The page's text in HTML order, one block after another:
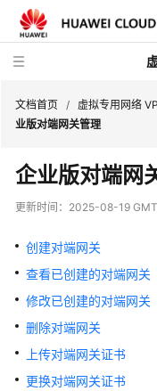
最
新
动
品
介
绍
计
费
文档首页 / 虚拟专用网络
业版对端网关管理
企业版对端网
更新时间： 2025-08-19
创建对端网关
查看已创建的对端网关
修改已创建的对端网关
删除对端网关
上传对端网关证书
更换对端网关证书